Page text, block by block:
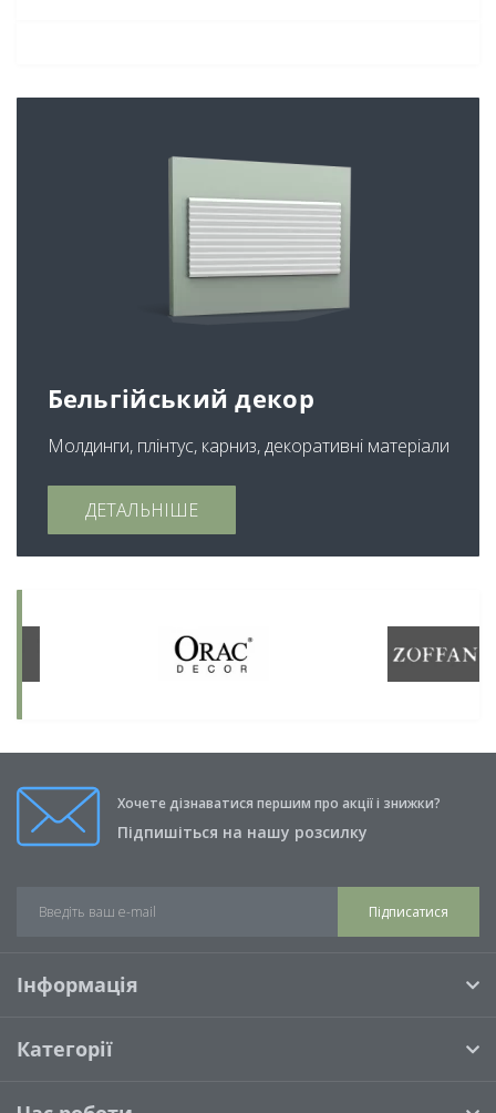
Бельгійський декор
Молдинги, плінтус, карниз, декоративні матеріали
ДЕТАЛЬНІШЕ
Хочете дізнаватися першим про акції і знижки?
Підпишіться на нашу розсилку
Підписатися
Інформація
Категорії